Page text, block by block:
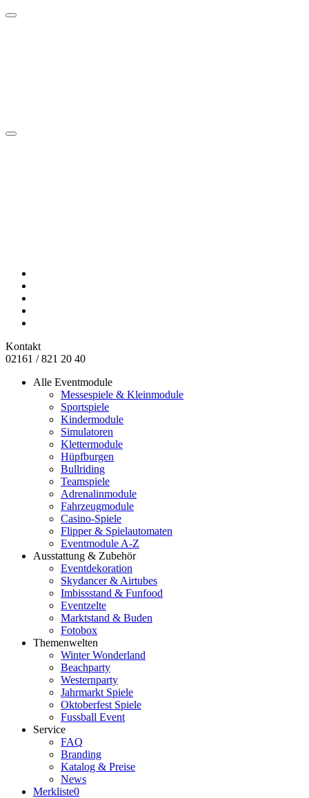
Kontakt
02161 / 821 20 40
Alle Eventmodule
Messespiele & Kleinmodule
Sportspiele
Kindermodule
Simulatoren
Klettermodule
Hüpfburgen
Bullriding
Teamspiele
Adrenalinmodule
Fahrzeugmodule
Casino-Spiele
Flipper & Spielautomaten
Eventmodule A-Z
Ausstattung & Zubehör
Eventdekoration
Skydancer & Airtubes
Imbissstand & Funfood
Eventzelte
Marktstand & Buden
Fotobox
Themenwelten
Winter Wonderland
Beachparty
Westernparty
Jahrmarkt Spiele
Oktoberfest Spiele
Fussball Event
Service
FAQ
Branding
Katalog & Preise
News
Merkliste0